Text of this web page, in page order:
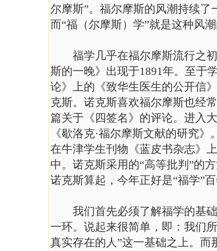
尔摩斯”。福尔摩斯的风潮持续
而“福（尔摩斯）学”就是这种风
福学几乎在福尔摩斯流行之初
斯的一晚》出现于1891年。至于
论》上的《致华生医生的公开信
克斯。诺克斯喜欢福尔摩斯也经
篇关于《四签名》的评论。进入
《歇洛克·福尔摩斯文献的研究
在牛津学生刊物《蓝皮书杂志》
中。诺克斯采用的“高等批判”的
诺克斯算起，今年正好是“福学”
我们首先必须了解福学的基础
一环。说起来很简单，即：我们
真实存在的人”这一基础之上。